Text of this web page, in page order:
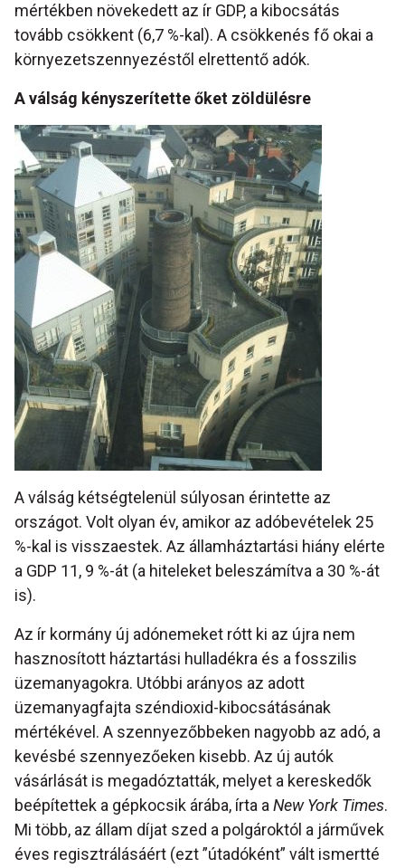
mértékben növekedett az ír GDP, a kibocsátás
tovább csökkent (6,7 %-kal). A csökkenés fő okai a
környezetszennyezéstől elrettentő adók.
A válság kényszerítette őket zöldülésre
A válság kétségtelenül súlyosan érintette az
országot. Volt olyan év, amikor az adóbevételek 25
%-kal is visszaestek. Az államháztartási hiány elérte
a GDP 11, 9 %-át (a hiteleket beleszámítva a 30 %-át
is).
Az ír kormány új adónemeket rótt ki az újra nem
hasznosított háztartási hulladékra és a fosszilis
üzemanyagokra. Utóbbi arányos az adott
üzemanyagfajta széndioxid-kibocsátásának
mértékével. A szennyezőbbeken nagyobb az adó, a
kevésbé szennyezőeken kisebb. Az új autók
vásárlását is megadóztatták, melyet a kereskedők
beépítettek a gépkocsik árába, írta aNew York Times.
Mi több, az állam díjat szed a polgároktól a járművek
éves regisztrálásáért (ezt ”útadóként” vált ismertté